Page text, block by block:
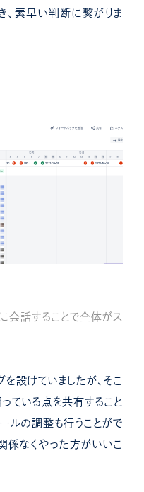
、素早い判断に繋がりま
会話することで全体がス
設けていましたが、そこ
っている点を共有すること
ルの調整も行うことがで
係なくやった方がいいこ